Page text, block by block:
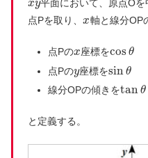
xy平面において、原点O
点Pを取り、 x軸と線分OP
点Pのx座標をcos θ
点Pのy座標をsinθ
線分OPの傾きをtan θ
と定義する。